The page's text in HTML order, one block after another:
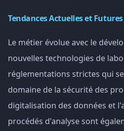
Tendances Actuelles et
Le métier évolue avec le
nouvelles technologies de
réglementations strictes qui
domaine de la sécurité des
digitalisation des données et
procédés d'analyse sont